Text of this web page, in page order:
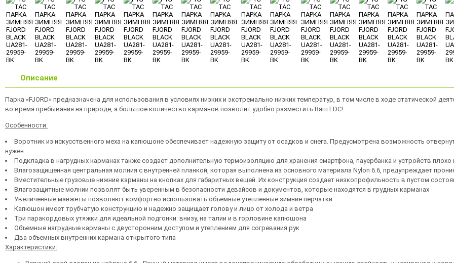
Описание
Парка «FJORD» предназначена для использования в условиях низких и экстремально низких температур, в том числе в ходе статической
во время пребывания на природе, а большое количество карманов позволит удобно разместить Ваш EDC!
Особенности:
Воротник из искусственного меха на капюшоне обеспечивает надежную защиту от осадков и снега. Предусмотрена возможность
нужен
Подкладка в нагрудных карманах также создает дополнительную термоизоляцию для хранения смартфона, пауербанка и устройств
Влагозащищенная центральная молния с внутренней планкой, которая выполнена из основного материала Nylon 6.6, предупреждает
Вместительные грузовые нижние карманы на кнопках для габаритных вещей. Их конструкция создает низкопрофильность в пустом
Влагозащитные молнии позволят быть уверенным в безопасности девайсов и документов, которые находятся в грудных карманах
Увеличенные манжеты позволяют комфортно использовать объемные утепленные зимние перчатки
Капюшон имеет трубчатую конструкцию и надежно защищает голову и лицо от холода и ветра
Три паракордовых утяжки для идеальной подгонки: внизу, на талии и в горловине капюшона
Объемные нагрудные карманы с двусторонним доступом и утеплением для согревания рук
Два объемных внутренних кармана открытого типа
Характеристики: